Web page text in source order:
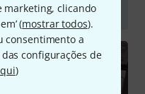
marketing, clicando
(mostrar todos).
consentimento a
configurações de
)